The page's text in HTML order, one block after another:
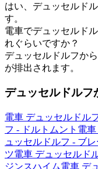
はい、デュッセルド
す。
電車でデュッセルド
れぐらいですか？
デュッセルドルフか
が排出されます。
デュッセルドルフ
電車 デュッセルドル
フ - ドルトムント 電
ュッセルドルフ - ブ
ツ電車 デュッセルド
ジンスハイム電車 デ